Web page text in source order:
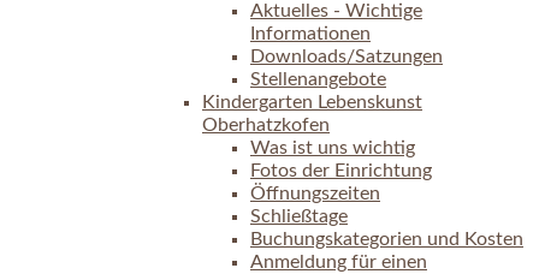
Aktuelles - Wichtige
Informationen
Downloads/Satzungen
Stellenangebote
Kindergarten Lebenskunst
Oberhatzkofen
Was ist uns wichtig
Fotos der Einrichtung
Öffnungszeiten
Schließtage
Buchungskategorien und Kosten
Anmeldung für einen